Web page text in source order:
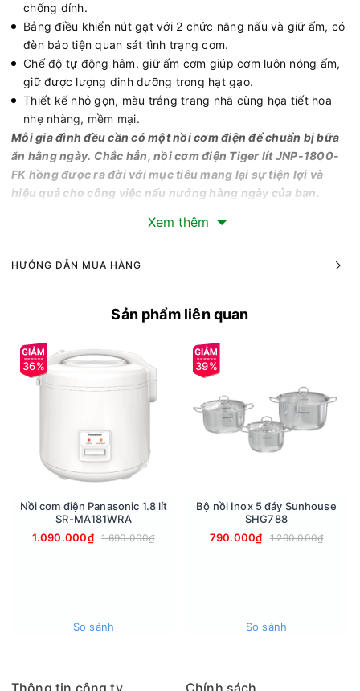
chống dính.
Bảng điều khiển nút gạt với 2 chức năng nấu và giữ ấm, có
đèn báo tiện quan sát tình trạng cơm.
Chế độ tự động hâm, giữ ấm cơm giúp cơm luôn nóng ấm,
giữ được lượng dinh dưỡng trong hạt gạo.
Thiết kế nhỏ gọn, màu trắng trang nhã cùng họa tiết hoa
nhẹ nhàng, mềm mại.
Mỗi gia đình đều cần có một nồi cơm điện để chuẩn bị bữa
ăn hằng ngày. Chắc hẳn, nồi cơm điện Tiger lít JNP-1800-
FK hồng được ra đời với mục tiêu mang lại sự tiện lợi và
hiệu quả cho công việc nấu nướng hàng ngày của bạn.
Thiết kế nhỏ gọn, màu sắc trang nhã
trang nhã, bắt mắt. Bên cạnh đói, sản phẩm có những hoa
phong cách bếp của gia đình. Thiết kế này không chỉ làm
chuyển và bảo quản.
chọn 1 trong 3 gam màu nhẹ nhàng tinh tế: Trắng, hồng và
Xem thêm
HƯỚNG DẪN MUA HÀNG
Sản phẩm liên quan
36%
Nồi cơm điện Panasonic 1.8 lít
SR-MA181WRA
1.090.000₫
1.690.000₫
So sánh
39%
Bộ nồi Inox 5 đáy Sunhouse
SHG788
790.000₫
1.290.000₫
So sánh
Thông tin công ty Chính sách